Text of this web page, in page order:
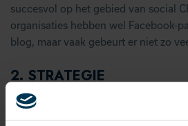
succesvol op het gebied van social
organisaties hebben wel Facebook-
blog, maar vaak gebeurt er niet zo
2. STRATEGIE
Een succesvolle CRM-strategie
doelen na, maar vertaalt